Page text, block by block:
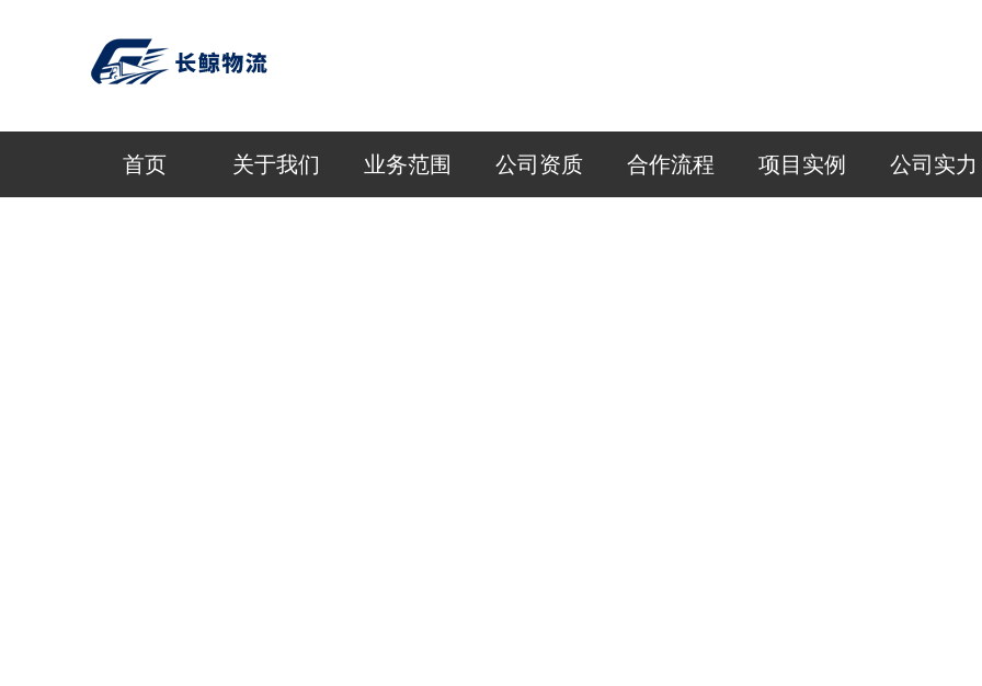
首页 关于我们 业务范围 公司资质 合作流程 项目实例 公司实力